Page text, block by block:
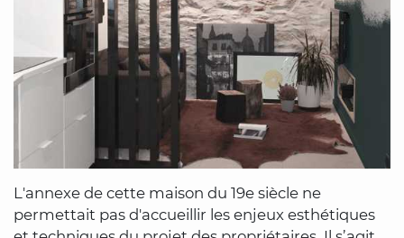
L'annexe de cette maison du 19e siècle ne
permettait pas d'accueillir les enjeux esthétiques